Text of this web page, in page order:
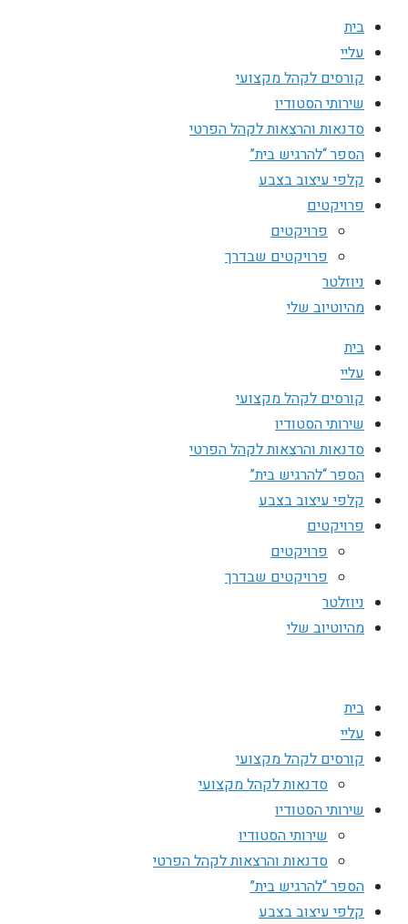
בית
עליי
קורסים לקהל מקצועי
שירותי הסטודיו
סדנאות והרצאות לקהל הפרטי
הספר “להרגיש בית”
קלפי עיצוב בצבע
פרויקטים
פרויקטים
פרויקטים שבדרך
ניוזלטר
מהיוטיוב שלי
בית
עליי
קורסים לקהל מקצועי
שירותי הסטודיו
סדנאות והרצאות לקהל הפרטי
הספר “להרגיש בית”
קלפי עיצוב בצבע
פרויקטים
פרויקטים
פרויקטים שבדרך
ניוזלטר
מהיוטיוב שלי
בית
עליי
קורסים לקהל מקצועי
סדנאות לקהל מקצועי
שירותי הסטודיו
שירותי הסטודיו
סדנאות והרצאות לקהל הפרטי
הספר “להרגיש בית”
קלפי עיצוב בצבע